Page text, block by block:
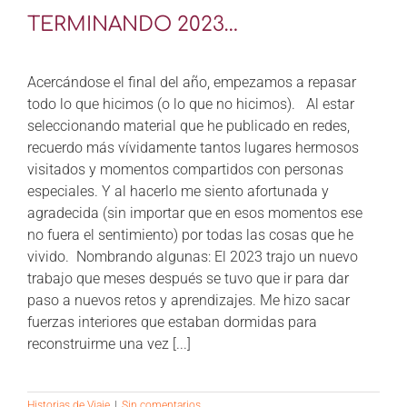
CONTÁCTANOS
TERMINANDO 2023…
Acercándose el final del año, empezamos a repasar
todo lo que hicimos (o lo que no hicimos). Al estar
seleccionando material que he publicado en redes,
recuerdo más vívidamente tantos lugares hermosos
visitados y momentos compartidos con personas
especiales. Y al hacerlo me siento afortunada y
agradecida (sin importar que en esos momentos ese
no fuera el sentimiento) por todas las cosas que he
vivido. Nombrando algunas: El 2023 trajo un nuevo
trabajo que meses después se tuvo que ir para dar
paso a nuevos retos y aprendizajes. Me hizo sacar
fuerzas interiores que estaban dormidas para
reconstruirme una vez [...]